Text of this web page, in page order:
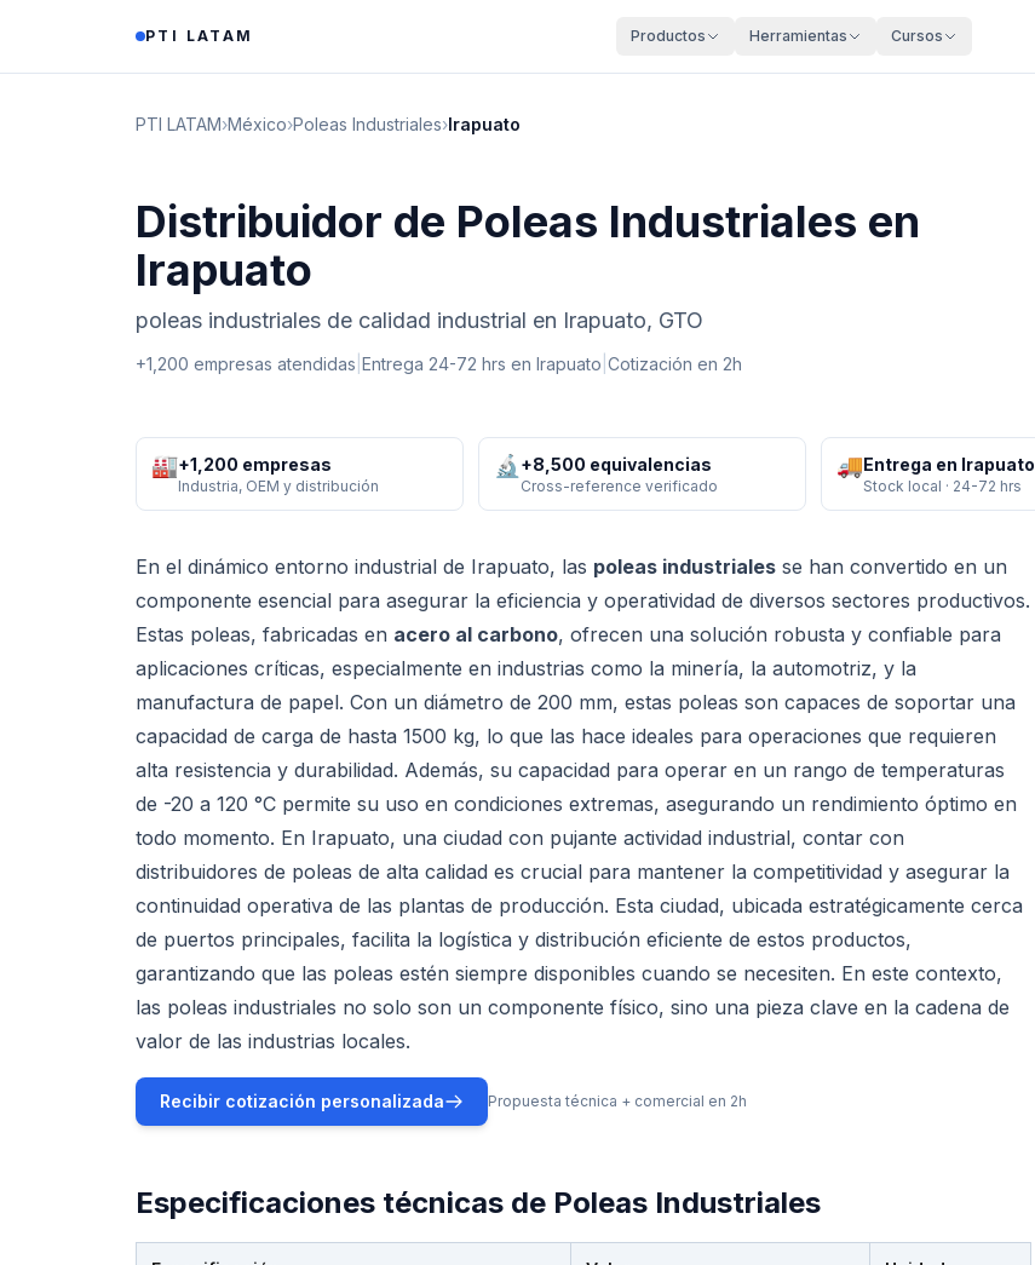
PTI LATAM Productos Herramientas Cursos
PTI LATAM›México›Poleas Industriales›Irapuato
Distribuidor de Poleas Industriales en
Irapuato
poleas industriales de calidad industrial en Irapuato, GTO
+1,200 empresas atendidas Entrega 24-72 hrs en Irapuato Cotización en 2h
🏭+1,200 empresas
Industria, OEM y distribución
🔬 +8,500 equivalencias
Cross-reference verificado
🚚Entrega en Irapuato
Stock local · 24-72 hrs
En el dinámico entorno industrial de Irapuato, las poleas industriales se han convertido en un
componente esencial para asegurar la eficiencia y operatividad de diversos sectores productivos.
Estas poleas, fabricadas en acero al carbono, ofrecen una solución robusta y confiable para
aplicaciones críticas, especialmente en industrias como la minería, la automotriz, y la
manufactura de papel. Con un diámetro de 200 mm, estas poleas son capaces de soportar una
capacidad de carga de hasta 1500 kg, lo que las hace ideales para operaciones que requieren
alta resistencia y durabilidad. Además, su capacidad para operar en un rango de temperaturas
de -20 a 120 °C permite su uso en condiciones extremas, asegurando un rendimiento óptimo en
todo momento. En Irapuato, una ciudad con pujante actividad industrial, contar con
distribuidores de poleas de alta calidad es crucial para mantener la competitividad y asegurar la
continuidad operativa de las plantas de producción. Esta ciudad, ubicada estratégicamente cerca
de puertos principales, facilita la logística y distribución eficiente de estos productos,
garantizando que las poleas estén siempre disponibles cuando se necesiten. En este contexto,
las poleas industriales no solo son un componente físico, sino una pieza clave en la cadena de
valor de las industrias locales.
Recibir cotización personalizada Propuesta técnica + comercial en 2h
Especificaciones técnicas de Poleas Industriales